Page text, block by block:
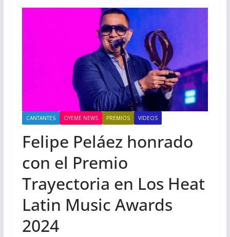
CANTANTES OYEME NEWS PREMIOS VIDEOS
Felipe Peláez honrado
con el Premio
Trayectoria en Los Heat
Latin Music Awards
2024